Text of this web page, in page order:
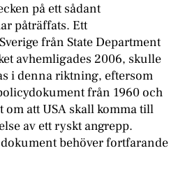
på ett sådant
påträffats. Ett
från State Department
avhemligades 2006, skulle
i denna riktning, eftersom
från 1960 och
om att USA skall komma till
av ett ryskt angrepp.
behöver fortfarande